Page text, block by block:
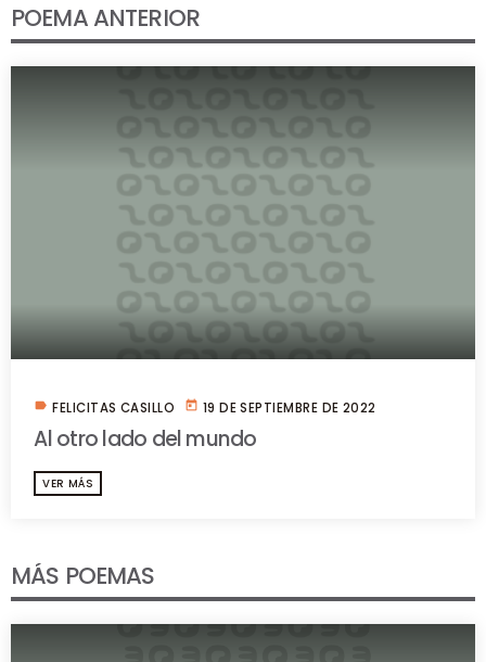
POEMA ANTERIOR
label FELICITAS CASILLO today 19 DE SEPTIEMBRE DE 2022
Al otro lado del mundo
VER MÁS
MÁS POEMAS